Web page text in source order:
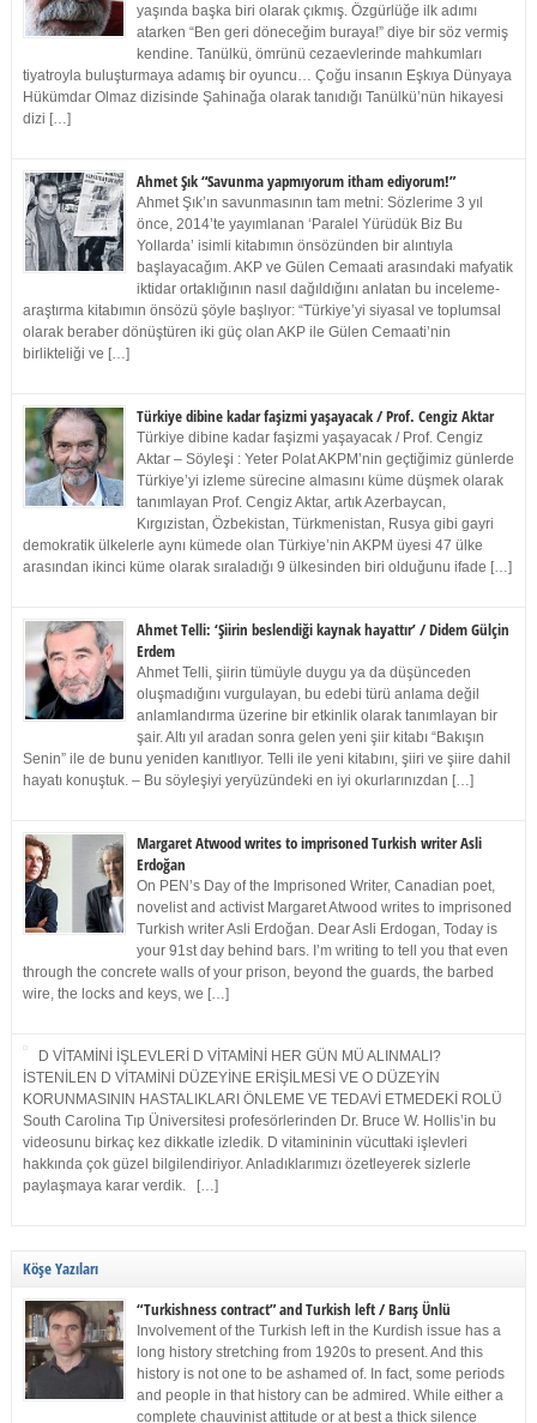
yaşında başka biri olarak çıkmış. Özgürlüğe ilk adımı
atarken “Ben geri döneceğim buraya!” diye bir söz vermiş
kendine. Tanülkü, ömrünü cezaevlerinde mahkumları
tiyatroyla buluşturmaya adamış bir oyuncu… Çoğu insanın Eşkıya Dünyaya
Hükümdar Olmaz dizisinde Şahinağa olarak tanıdığı Tanülkü’nün hikayesi
dizi […]
Ahmet Şık “Savunma yapmıyorum itham ediyorum!”
Ahmet Şık’ın savunmasının tam metni: Sözlerime 3 yıl
önce, 2014’te yayımlanan ‘Paralel Yürüdük Biz Bu
Yollarda’ isimli kitabımın önsözünden bir alıntıyla
başlayacağım. AKP ve Gülen Cemaati arasındaki mafyatik
iktidar ortaklığının nasıl dağıldığını anlatan bu inceleme-
araştırma kitabımın önsözü şöyle başlıyor: “Türkiye’yi siyasal ve toplumsal
olarak beraber dönüştüren iki güç olan AKP ile Gülen Cemaati’nin
birlikteliği ve […]
Türkiye dibine kadar faşizmi yaşayacak / Prof. Cengiz Aktar
Türkiye dibine kadar faşizmi yaşayacak / Prof. Cengiz
Aktar – Söyleşi : Yeter Polat AKPM’nin geçtiğimiz günlerde
Türkiye’yi izleme sürecine almasını küme düşmek olarak
tanımlayan Prof. Cengiz Aktar, artık Azerbaycan,
Kırgızistan, Özbekistan, Türkmenistan, Rusya gibi gayri
demokratik ülkelerle aynı kümede olan Türkiye’nin AKPM üyesi 47 ülke
arasından ikinci küme olarak sıraladığı 9 ülkesinden biri olduğunu ifade […]
Ahmet Telli: ‘Şiirin beslendiği kaynak hayattır’ / Didem Gülçin
Erdem
Ahmet Telli, şiirin tümüyle duygu ya da düşünceden
oluşmadığını vurgulayan, bu edebi türü anlama değil
anlamlandırma üzerine bir etkinlik olarak tanımlayan bir
şair. Altı yıl aradan sonra gelen yeni şiir kitabı “Bakışın
Senin” ile de bunu yeniden kanıtlıyor. Telli ile yeni kitabını, şiiri ve şiire dahil
hayatı konuştuk. – Bu söyleşiyi yeryüzündeki en iyi okurlarınızdan […]
Margaret Atwood writes to imprisoned Turkish writer Asli
Erdoğan
On PEN’s Day of the Imprisoned Writer, Canadian poet,
novelist and activist Margaret Atwood writes to imprisoned
Turkish writer Asli Erdoğan. Dear Asli Erdogan, Today is
your 91st day behind bars. I’m writing to tell you that even
through the concrete walls of your prison, beyond the guards, the barbed
wire, the locks and keys, we […]
D VİTAMİNİ İŞLEVLERİ D VİTAMİNİ HER GÜN MÜ ALINMALI?
İSTENİLEN D VİTAMİNİ DÜZEYİNE ERİŞİLMESİ VE O DÜZEYİN
KORUNMASININ HASTALIKLARI ÖNLEME VE TEDAVİ ETMEDEKİ ROLÜ
South Carolina Tıp Üniversitesi profesörlerinden Dr. Bruce W. Hollis’in bu
videosunu birkaç kez dikkatle izledik. D vitamininin vücuttaki işlevleri
hakkında çok güzel bilgilendiriyor. Anladıklarımızı özetleyerek sizlerle
paylaşmaya karar verdik. […]
Köşe Yazıları
“Turkishness contract” and Turkish left / Barış Ünlü
Involvement of the Turkish left in the Kurdish issue has a
long history stretching from 1920s to present. And this
history is not one to be ashamed of. In fact, some periods
and people in that history can be admired. While either a
complete chauvinist attitude or at best a thick silence